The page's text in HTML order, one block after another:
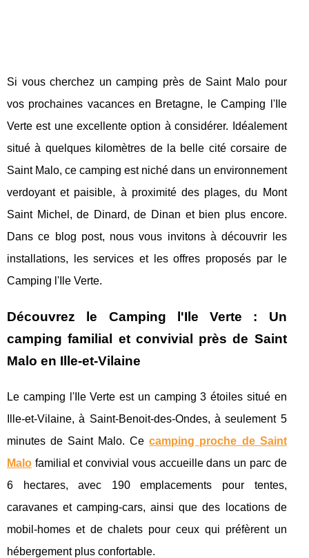
Si vous cherchez un camping près de Saint Malo pour
vos prochaines vacances en Bretagne, le Camping l'Ile
Verte est une excellente option à considérer. Idéalement
situé à quelques kilomètres de la belle cité corsaire de
Saint Malo, ce camping est niché dans un environnement
verdoyant et paisible, à proximité des plages, du Mont
Saint Michel, de Dinard, de Dinan et bien plus encore.
Dans ce blog post, nous vous invitons à découvrir les
installations, les services et les offres proposés par le
Camping l'Ile Verte.
Découvrez le Camping l'Ile Verte : Un
camping familial et convivial près de Saint
Malo en Ille-et-Vilaine
Le camping l'Ile Verte est un camping 3 étoiles situé en
Ille-et-Vilaine, à Saint-Benoit-des-Ondes, à seulement 5
minutes de Saint Malo. Cecamping proche de Saint
Malo familial et convivial vous accueille dans un parc de
6 hectares, avec 190 emplacements pour tentes,
caravanes et camping-cars, ainsi que des locations de
mobil-homes et de chalets pour ceux qui préfèrent un
hébergement plus confortable.